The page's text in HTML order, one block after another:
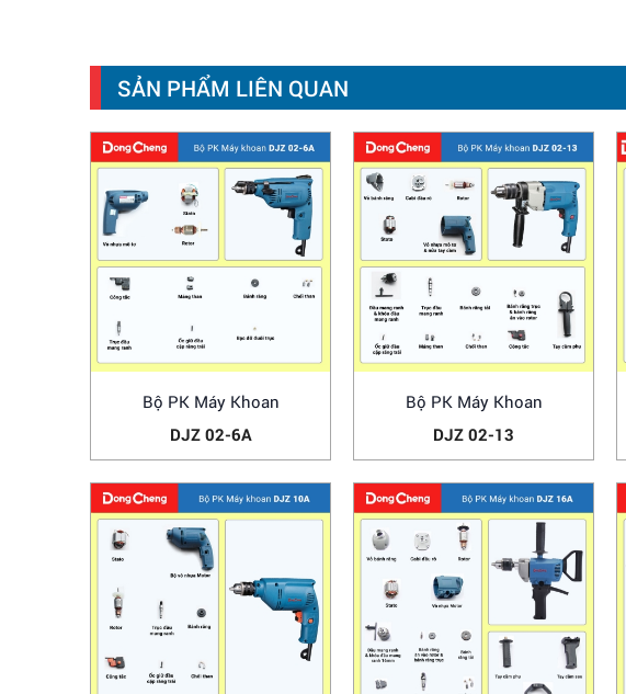
SẢN PHẨM LIÊN QUAN
Bộ PK Máy Khoan
DJZ 02-6A
Bộ PK Máy Khoan
DJZ 02-13